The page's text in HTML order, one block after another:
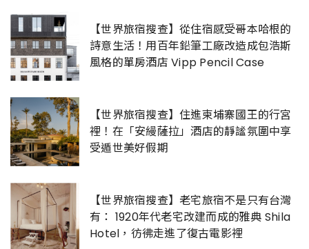
【世界旅宿搜查】從住宿感受哥本哈根的
詩意生活！用百年鉛筆工廠改造成包浩斯
風格的單房酒店 Vipp Pencil Case
【世界旅宿搜查】住進柬埔寨國王的行宮
裡！在「安縵薩拉」酒店的靜謐氛圍中享
受遁世美好假期
【世界旅宿搜查】老宅旅宿不是只有台灣
有： 1920年代老宅改建而成的雅典 Shila
Hotel，彷彿走進了復古電影裡